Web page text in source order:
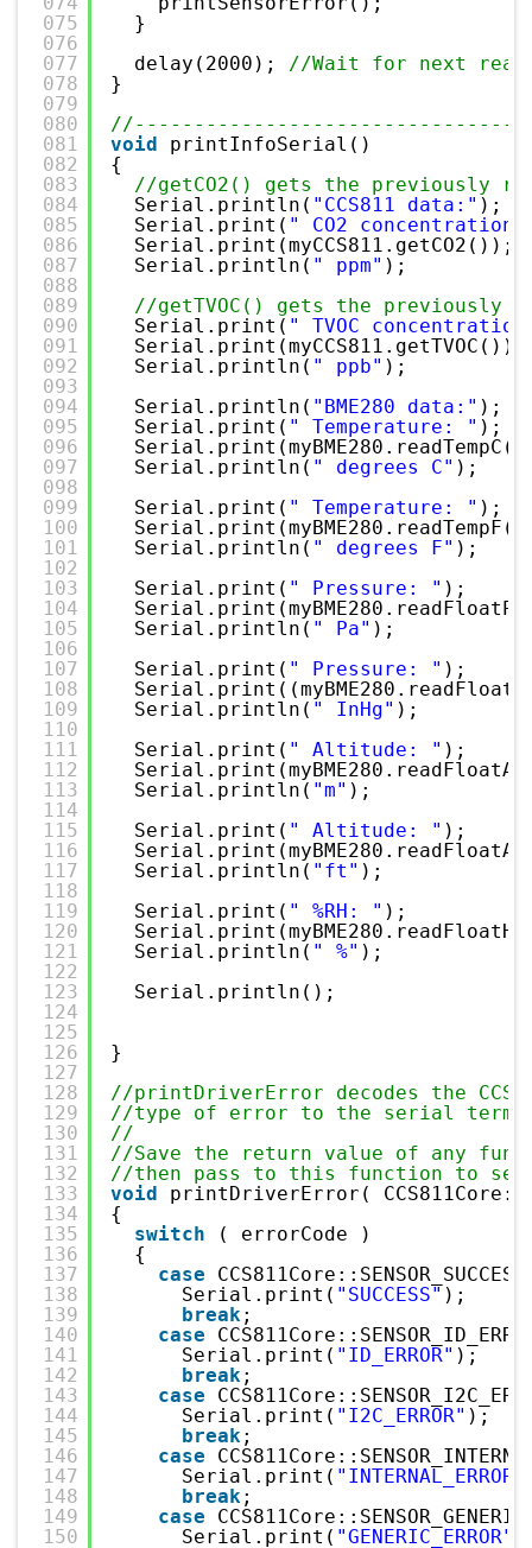
075
076
077
078
079
080
081
082
083
084
085
086
087
088
089
090
091
092
093
094
095
096
097
098
099
100
101
102
103
104
105
106
107
108
109
110
111
112
113
114
115
116
117
118
119
120
121
122
123
124
125
126
127
128
129
130
131
132
133
134
135
136
137
138
139
140
141
142
143
144
145
146
147
148
149
150
}
delay(2000); //Wait for next
}
void
printInfoSerial()
{
//getCO2() gets the previously
Serial.println( "CCS811 data:" );
Serial.print( " CO2
Serial.print(myCCS811.getCO2());
Serial.println( " ppm" );
//getTVOC() gets the previously
Serial.print( " TVOC
Serial.print(myCCS811.getTVOC());
Serial.println( " ppb" );
Serial.println( "BME280 data:" );
Serial.print( " Temperature: " );
Serial.println( " degrees C" );
Serial.print( " Temperature: " );
Serial.println( " degrees F" );
Serial.print( " Pressure: " );
Serial.println( " Pa" );
Serial.print( " Pressure: " );
Serial.println( " InHg" );
Serial.print( " Altitude: " );
Serial.println( "m" );
Serial.print( " Altitude: " );
Serial.println( "ft" );
Serial.print( " %RH: " );
Serial.println( " %" );
Serial.println();
}
//printDriverError decodes the
//type of error to the serial
//
//Save the return value of any
//then pass to this function to see
void
printDriverError(
{
switch
( errorCode )
{
case
Serial.print( "SUCCESS" );
break;
case
Serial.print( "ID_ERROR" );
break;
case
Serial.print( "I2C_ERROR" );
break;
case
Serial.print( "INTERNAL_ERROR"
break;
case
Serial.print( "GENERIC_ERROR"